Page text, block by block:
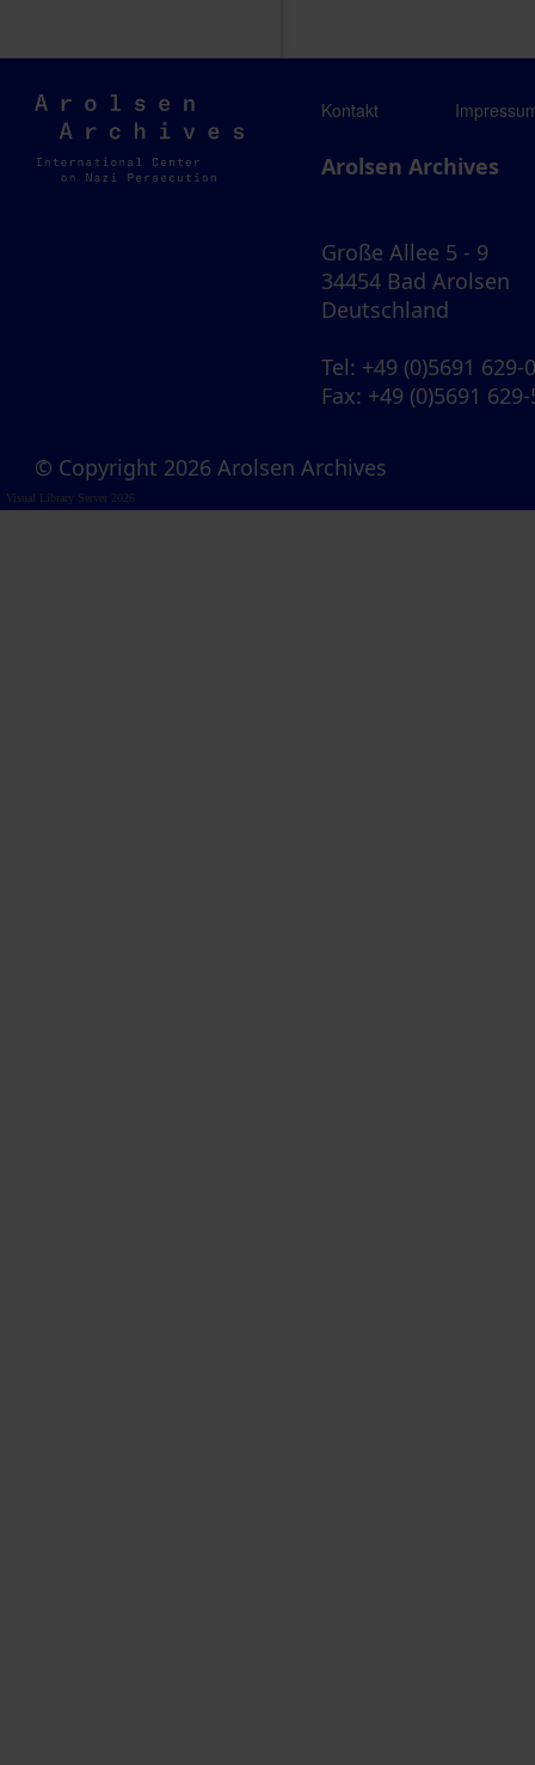
Arolsen
Archives
Kontakt
Arolsen Archives
Große Allee 5 - 9
34454 Bad Arolsen
Deutschland
Tel: +49 (0)5691 629-0
Fax: +49 (0)5691
© Copyright 2026 Arolsen Archives
Visual Library Server 2026